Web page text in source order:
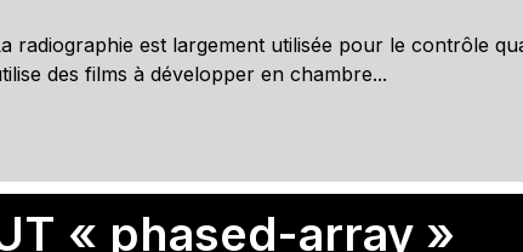
radiographie est largement utilisée pour le contrôle
des films à développer en chambre...
« phased-array »